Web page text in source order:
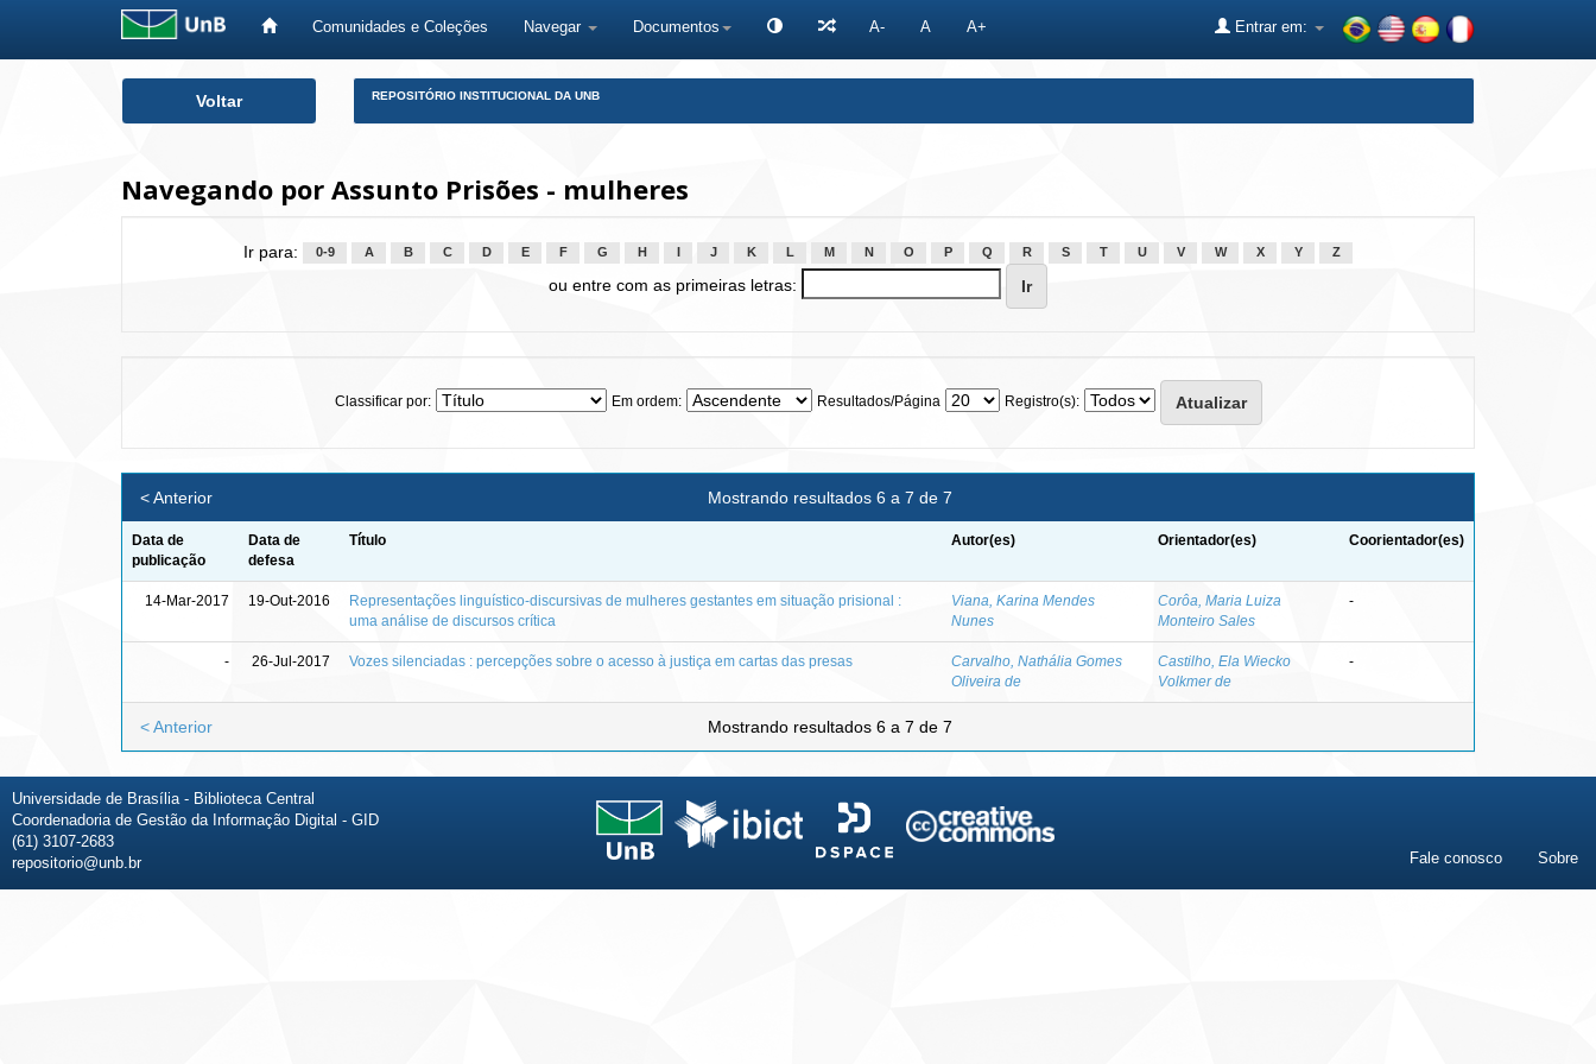
Comunidades e Coleções Navegar Documentos A- A A+ Entrar em:
Voltar REPOSITÓRIO INSTITUCIONAL DA UNB
Navegando por Assunto Prisões - mulheres
Ir para: 0-9 A B C D E F G H J K L M N O P Q R S T U V W X Y Z
ou entre com as primeiras letras:
Classificar por: Em ordem: Resultados/Página Registro(s):
Mostrando resultados 6 a 7 de 7
< Anterior
Data de
publicação
Data de
defesa
Título Autor(es) Orientador(es) Coorientador(es)
14-Mar-2017 19-Out-2016
Representações linguístico-discursivas de mulheres gestantes em situação prisional :
uma análise de discursos crítica
Viana, Karina Mendes
Nunes
Corôa, Maria Luiza
Monteiro Sales
-
- 26-Jul-2017 Vozes silenciadas : percepções sobre o acesso à justiça em cartas das presas
Carvalho, Nathália Gomes
Oliveira de
Castilho, Ela Wiecko
Volkmer de
-
Mostrando resultados 6 a 7 de 7
< Anterior
Universidade de Brasília - Biblioteca Central
Coordenadoria de Gestão da Informação Digital - GID
(61) 3107-2683
repositorio@unb.br
Fale conosco Sobre